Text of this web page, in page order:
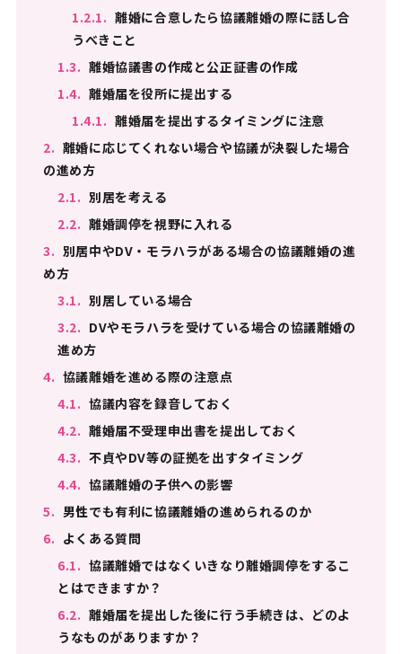
1.2.1. 離婚に合意したら協議離婚の際に話し合
うべきこと
1.3. 離婚協議書の作成と公正証書の作成
1.4. 離婚届を役所に提出する
1.4.1. 離婚届を提出するタイミングに注意
2. 離婚に応じてくれない場合や協議が決裂した場合
の進め方
2.1. 別居を考える
2.2. 離婚調停を視野に入れる
3. 別居中やDV・モラハラがある場合の協議離婚の進
め方
3.1. 別居している場合
3.2. DVやモラハラを受けている場合の協議離婚の
進め方
4. 協議離婚を進める際の注意点
4.1. 協議内容を録音しておく
4.2. 離婚届不受理申出書を提出しておく
4.3. 不貞やDV等の証拠を出すタイミング
4.4. 協議離婚の子供への影響
5. 男性でも有利に協議離婚の進められるのか
6. よくある質問
6.1. 協議離婚ではなくいきなり離婚調停をするこ
とはできますか？
6.2. 離婚届を提出した後に行う手続きは、どのよ
うなものがありますか？